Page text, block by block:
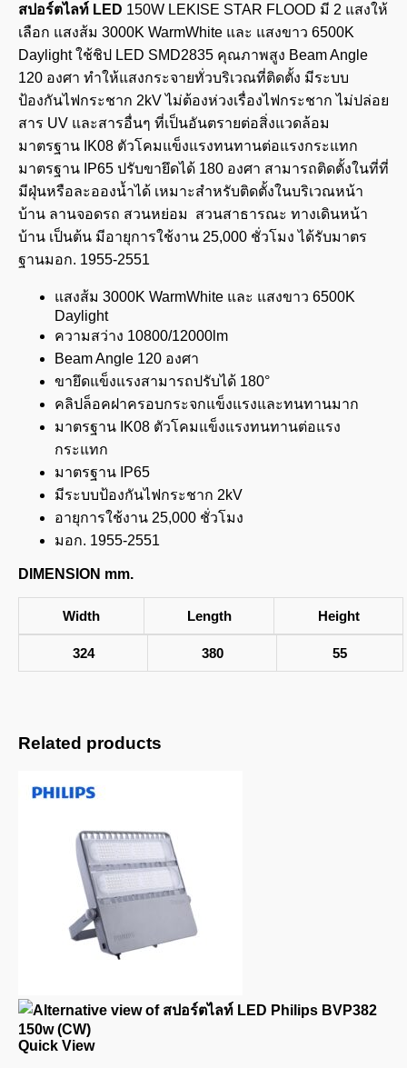
สปอร์ตไลท์ LED 150W LEKISE STAR FLOOD มี 2 แสงให้
เลือก แสงส้ม 3000K WarmWhite และ แสงขาว 6500K
Daylight ใช้ชิป LED SMD2835 คุณภาพสูง Beam Angle
120 องศา ทำให้แสงกระจายทั่วบริเวณที่ติดตั้ง มีระบบ
ป้องกันไฟกระชาก 2kV ไม่ต้องห่วงเรื่องไฟกระชาก ไม่ปล่อย
สาร UV และสารอื่นๆ ที่เป็นอันตรายต่อสิ่งแวดล้อม
มาตรฐาน IK08 ตัวโคมแข็งแรงทนทานต่อแรงกระแทก
มาตรฐาน IP65 ปรับขายึดได้ 180 องศา สามารถติดตั้งในที่ที่
มีฝุ่นหรือละอองน้ำได้ เหมาะสำหรับติดตั้งในบริเวณหน้า
บ้าน ลานจอดรถ สวนหย่อม สวนสาธารณะ ทางเดินหน้า
บ้าน เป็นต้น มีอายุการใช้งาน 25,000 ชั่วโมง ได้รับมาตร
ฐานมอก. 1955-2551
แสงส้ม 3000K WarmWhite และ แสงขาว 6500K
Daylight
ความสว่าง 10800/12000lm
Beam Angle 120 องศา
ขายึดแข็งแรงสามารถปรับได้ 180°
คลิปล็อคฝาครอบกระจกแข็งแรงและทนทานมาก
มาตรฐาน IK08 ตัวโคมแข็งแรงทนทานต่อแรง
กระแทก
มาตรฐาน IP65
มีระบบป้องกันไฟกระชาก 2kV
อายุการใช้งาน 25,000 ชั่วโมง
มอก. 1955-2551
DIMENSION mm.
Width Length Height
324 380 55
Related products
Quick View